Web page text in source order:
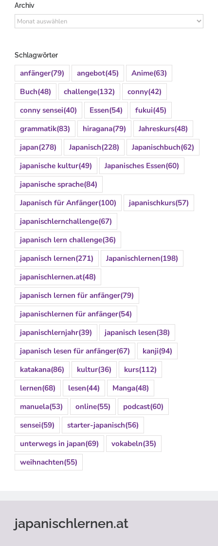
Archiv
Archiv
Schlagwörter
anfänger(79) angebot(45) Anime(63)
Buch(48) challenge(132) conny(42)
conny sensei(40) Essen(54) fukui(45)
grammatik(83) hiragana(79) Jahreskurs(48)
japan(278) Japanisch(228) Japanischbuch(62)
japanische kultur(49) Japanisches Essen(60)
japanische sprache(84)
Japanisch für Anfänger(100) japanischkurs(57)
japanischlernchallenge(67)
japanisch lern challenge(36)
japanisch lernen(271) Japanischlernen(198)
japanischlernen.at(48)
japanisch lernen für anfänger(79)
japanischlernen für anfänger(54)
japanischlernjahr(39) japanisch lesen(38)
japanisch lesen für anfänger(67) kanji(94)
katakana(86) kultur(36) kurs(112)
lernen(68) lesen(44) Manga(48)
manuela(53) online(55) podcast(60)
sensei(59) starter-japanisch(56)
unterwegs in japan(69) vokabeln(35)
weihnachten(55)
japanischlernen.at